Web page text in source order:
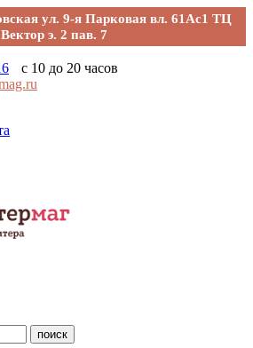
ул. 9-я Парковая вл. 61Ас1 ТЦ
Вектор э. 2 пав. 7
с 10 до 20 часов
поиск